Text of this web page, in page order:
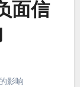
面信
影响